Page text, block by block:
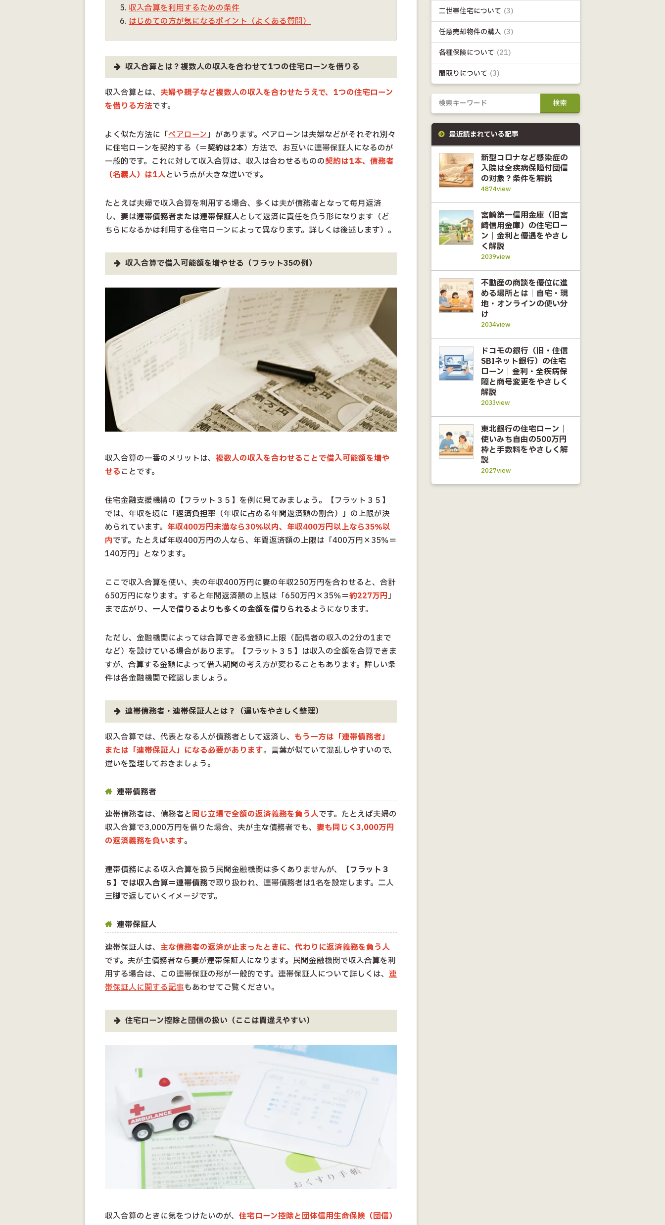
収入合算を利用するための条件
はじめての方が気になるポイント（よくある質問）
収入合算とは？複数人の収入を合わせて1つの住宅ローンを借りる
収入合算とは、 夫婦や親子など複数人の収入を合わせたうえで、1つの住宅ローン
を借りる方法です。
よく似た方法に「ペアローン」があります。ペアローンは夫婦などがそれぞれ別々
に住宅ローンを契約する（＝契約は2本）方法で、お互いに連帯保証人になるのが
一般的です。これに対して収入合算は、収入は合わせるものの契約は1本、債務者
（名義人）は1人という点が大きな違いです。
たとえば夫婦で収入合算を利用する場合、多くは夫が債務者となって毎月返済
し、妻は連帯債務者または連帯保証人として返済に責任を負う形になります（ど
ちらになるかは利用する住宅ローンによって異なります。詳しくは後述します）。
収入合算で借入可能額を増やせる（フラット35の例）
収入合算の一番のメリットは、 複数人の収入を合わせることで借入可能額を増や
せることです。
住宅金融支援機構の【フラット３５】を例に見てみましょう。【フラット３５】
では、年収を境に「返済負担率 （年収に占める年間返済額の割合）」の上限が決
められています。 年収400万円未満なら30％以内、年収400万円以上なら35％以
内です。たとえば年収400万円の人なら、年間返済額の上限は「400万円×35％＝
140万円」となります。
ここで収入合算を使い、夫の年収400万円に妻の年収250万円を合わせると、合計
650万円になります。すると年間返済額の上限は「650万円×35％＝約227万円」
まで広がり、 一人で借りるよりも多くの金額を借りられるようになります。
ただし、金融機関によっては合算できる金額に上限（配偶者の収入の2分の1まで
など）を設けている場合があります。【フラット３５】は収入の全額を合算できま
すが、合算する金額によって借入期間の考え方が変わることもあります。詳しい条
件は各金融機関で確認しましょう。
連帯債務者・連帯保証人とは？（違いをやさしく整理）
収入合算では、代表となる人が債務者として返済し、 もう一方は「連帯債務者」
または「連帯保証人」になる必要があります。言葉が似ていて混乱しやすいので、
違いを整理しておきましょう。
連帯債務者
連帯債務者は、債務者と同じ立場で全額の返済義務を負う人です。たとえば夫婦の
収入合算で3,000万円を借りた場合、夫が主な債務者でも、 妻も同じく3,000万円
の返済義務を負います。
連帯債務による収入合算を扱う民間金融機関は多くありませんが、
【フラット３
５】では収入合算＝連帯債務で取り扱われ、連帯債務者は1名を設定します。二人
三脚で返していくイメージです。
連帯保証人
連帯保証人は、 主な債務者の返済が止まったときに、代わりに返済義務を負う人
です。夫が主債務者なら妻が連帯保証人になります。民間金融機関で収入合算を利
用する場合は、この連帯保証の形が一般的です。連帯保証人について詳しくは、 連
帯保証人に関する記事もあわせてご覧ください。
住宅ローン控除と団信の扱い（ここは間違えやすい）
収入合算のときに気をつけたいのが、 住宅ローン控除と団体信用生命保険（団信）
二世帯住宅について (3)
任意売却物件の購入 (3)
各種保険について (21)
間取りについて (3)
最近読まれている記事
新型コロナなど感染症の
入院は全疾病保障付団信
の対象？条件を解説
4874view
宮崎第一信用金庫（旧宮
崎信用金庫）の住宅ロー
ン｜金利と優遇をやさし
く解説
2039view
不動産の商談を優位に進
める場所とは｜自宅・現
地・オンラインの使い分
け
2034view
ドコモの銀行（旧・住信
SBIネット銀行）の住宅
ローン｜金利・全疾病保
障と商号変更をやさしく
解説
2033view
東北銀行の住宅ローン｜
使いみち自由の500万円
枠と手数料をやさしく解
説
2027view